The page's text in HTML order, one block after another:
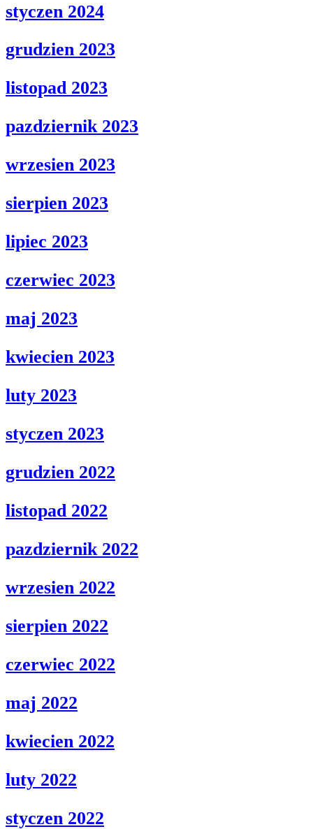
styczen 2024
grudzien 2023
listopad 2023
pazdziernik 2023
wrzesien 2023
sierpien 2023
lipiec 2023
czerwiec 2023
maj 2023
kwiecien 2023
luty 2023
styczen 2023
grudzien 2022
listopad 2022
pazdziernik 2022
wrzesien 2022
sierpien 2022
czerwiec 2022
maj 2022
kwiecien 2022
luty 2022
styczen 2022